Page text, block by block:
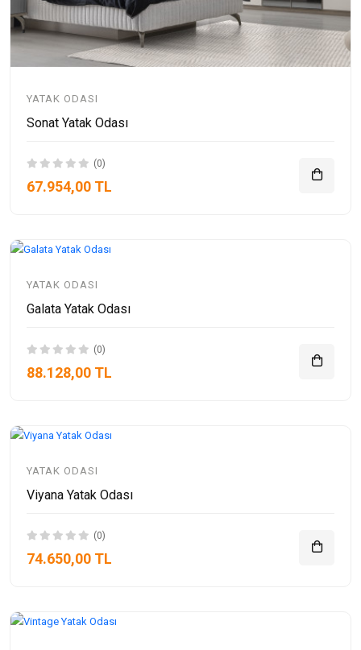
YATAK ODASI
Sonat Yatak Odası
(0)
67.954,00 TL
YATAK ODASI
Galata Yatak Odası
(0)
88.128,00 TL
YATAK ODASI
Viyana Yatak Odası
(0)
74.650,00 TL